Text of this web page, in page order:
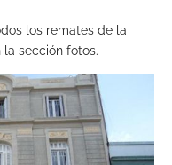
los remates de la
la sección fotos.